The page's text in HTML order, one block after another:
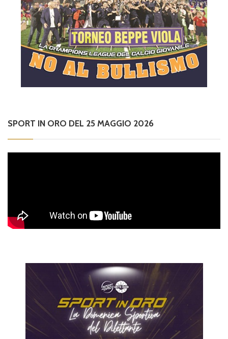
SPORT IN ORO DEL 25 MAGGIO 2026